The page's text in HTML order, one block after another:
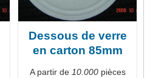
Dessous de verre
en carton 85mm
A partir de 10.000pièces